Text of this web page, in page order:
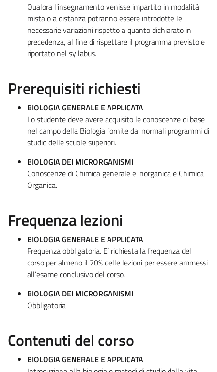
Qualora l'insegnamento venisse impartito in modalità
mista o a distanza potranno essere introdotte le
necessarie variazioni rispetto a quanto dichiarato in
precedenza, al fine di rispettare il programma previsto e
riportato nel syllabus.
Prerequisiti richiesti
BIOLOGIA GENERALE E APPLICATA
Lo studente deve avere acquisito le conoscenze di base
nel campo della Biologia fornite dai normali programmi di
studio delle scuole superiori.
BIOLOGIA DEI MICRORGANISMI
Conoscenze di Chimica generale e inorganica e Chimica
Organica.
Frequenza lezioni
BIOLOGIA GENERALE E APPLICATA
Frequenza obbligatoria. E’ richiesta la frequenza del
corso per almeno il 70% delle lezioni per essere ammessi
all’esame conclusivo del corso.
BIOLOGIA DEI MICRORGANISMI
Obbligatoria
Contenuti del corso
BIOLOGIA GENERALE E APPLICATA